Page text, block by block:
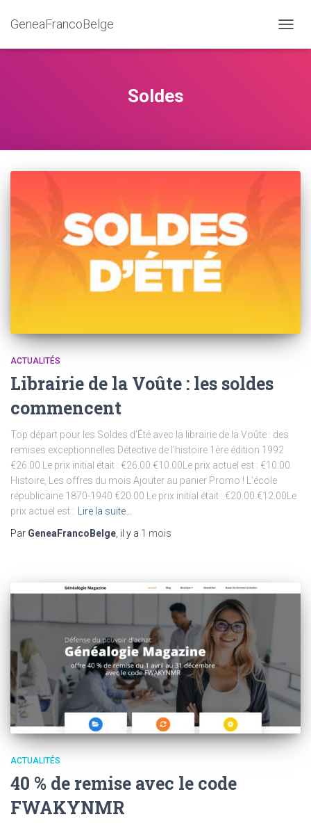
GeneaFrancoBelge
LA
Soldes
ACTUALITÉS
Librairie de la Voûte : les soldes
commencent
Top départ pour les Soldes d’Été avec la librairie de la Voûte : des
remises exceptionnelles Détective de l’histoire 1ère édition 1992
€26.00 Le prix initial était : €26.00.€10.00Le prix actuel est : €10.00.
Histoire, Les offres du mois Ajouter au panier Promo ! L’école
républicaine 1870-1940 €20.00 Le prix initial était : €20.00.€12.00Le
prix actuel est :
Lire la suite…
Par GeneaFrancoBelge , il y a 1 mois
ACTUALITÉS
40 % de remise avec le code
FWAKYNMR